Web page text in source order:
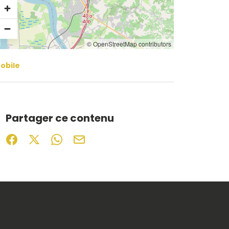
© OpenStreetMap contributors
Partager ce contenu
Partager sur Facebook (nouvelle fenêtre)
Partager sur X / Twitter (nouvelle fenêtre)
Partager sur WhatsApp
Partager par mail